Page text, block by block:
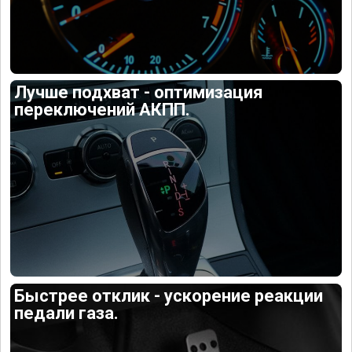
Лучше подхват - оптимизация
переключений АКПП.
Быстрее отклик - ускорение реакции
педали газа.